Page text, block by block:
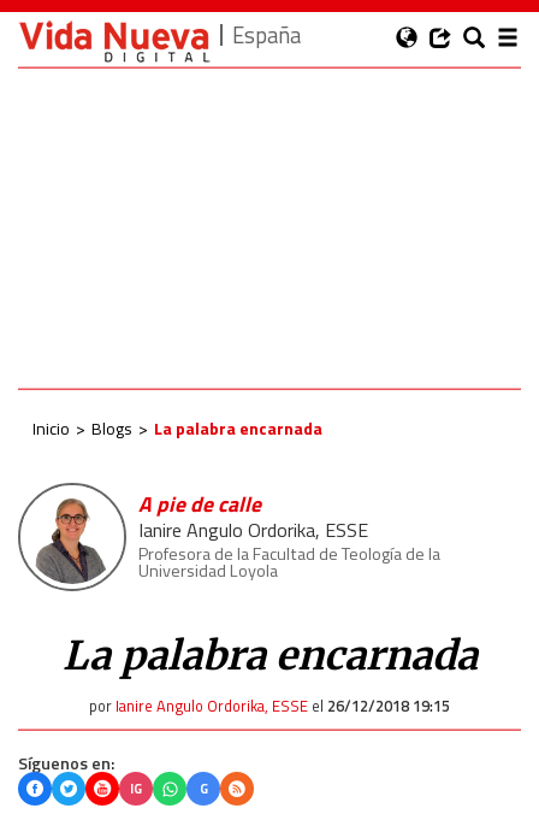
España
Inicio Blogs La palabra encarnada
A pie de calle
Ianire Angulo Ordorika, ESSE
Profesora de la Facultad de Teología de la
Universidad Loyola
La palabra encarnada
por Ianire Angulo Ordorika, ESSE el 26/12/2018 19:15
Síguenos en:
IG G